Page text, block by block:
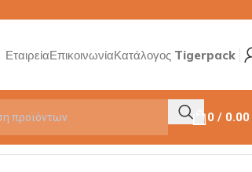
ΕταιρείαΕπικοινωνίαΚατάλογος Tigerpack
0 / 0.00